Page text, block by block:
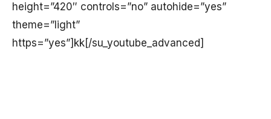
height=”420″ controls=”no” autohide=”yes”
theme=”light”
https=”yes”]kk[/su_youtube_advanced]